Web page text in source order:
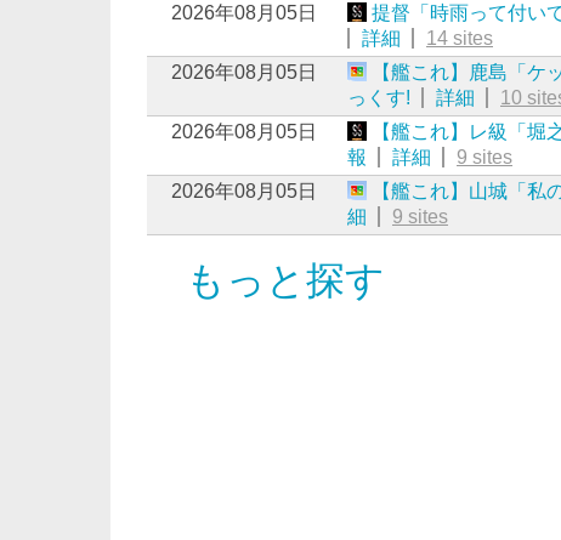
2026年08月05日
提督「時雨って付い
詳細
14 sites
2026年08月05日
【艦これ】鹿島「ケ
っくす!
詳細
10
2026年08月05日
【艦これ】レ級「堀
報
詳細
9 sites
2026年08月05日
【艦これ】山城「私
細
9 sites
もっと探す